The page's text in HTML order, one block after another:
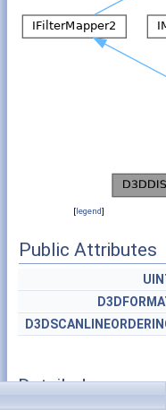
[legend]
Public Attributes
Detailed